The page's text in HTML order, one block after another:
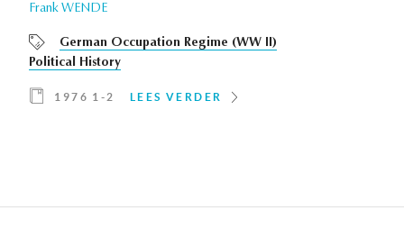
Frank WENDE
German Occupation Regime (WW II)
Political History
1976 1-2 LEES VERDER